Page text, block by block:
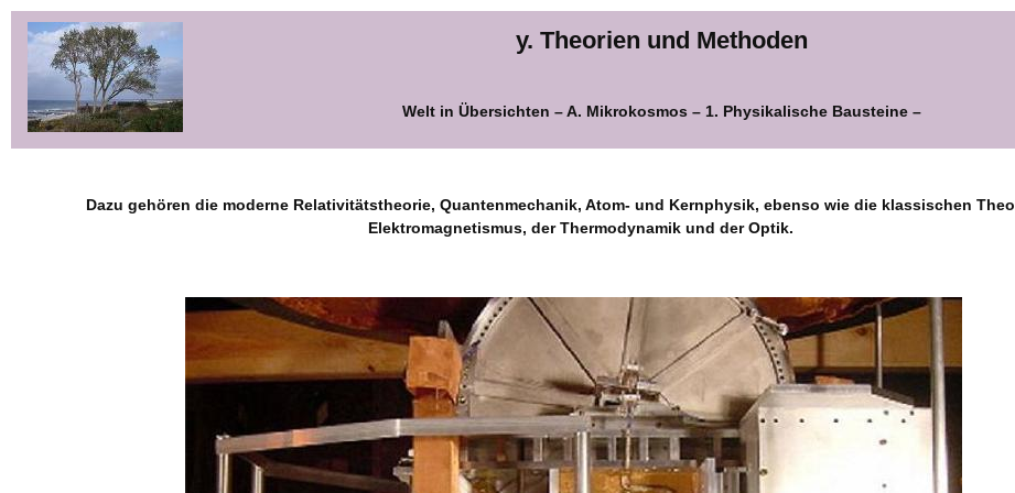
y. Theorien und Methoden
Welt in Übersichten – A. Mikrokosmos – 1. Physikalische Bausteine –
Dazu gehören die moderne Relativitätstheorie, Quantenmechanik, Atom- und Kernphysik, ebenso wie die klassischen
Elektromagnetismus, der Thermodynamik und der Optik.